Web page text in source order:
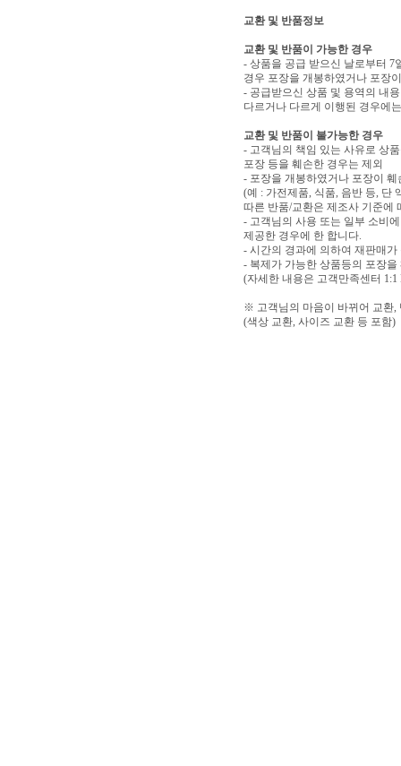
교환 및 반품정보
교환 및 반품이 가능한 경우
- 상품을 공급 받으신 날로부터 7
경우 포장을 개봉하였거나 포장
- 공급받으신 상품 및 용역의 내
다르거나 다르게 이행된 경우에
교환 및 반품이 불가능한 경우
- 고객님의 책임 있는 사유로 상
포장 등을 훼손한 경우는 제외
- 포장을 개봉하였거나 포장이
(예 : 가전제품, 식품, 음반 등, 단
따른 반품/교환은 제조사 기준에
- 고객님의 사용 또는 일부 소비
제공한 경우에 한 합니다.
- 시간의 경과에 의하여 재판매
- 복제가 가능한 상품등의 포장을
(자세한 내용은 고객만족센터
※ 고객님의 마음이 바뀌어 교환,
(색상 교환, 사이즈 교환 등 포함)